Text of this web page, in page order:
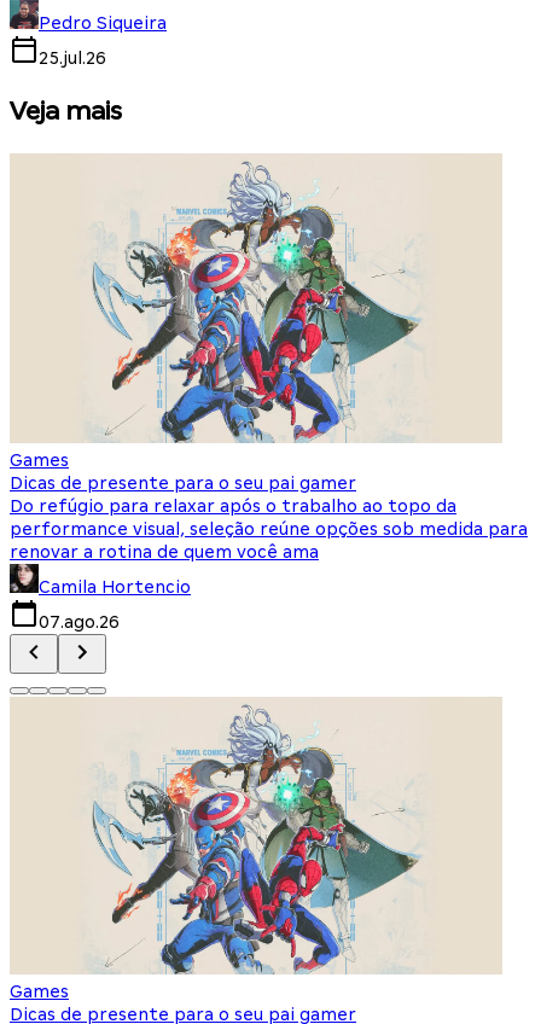
Pedro Siqueira
25.jul.26
Veja mais
Games
Dicas de presente para o seu pai gamer
Do refúgio para relaxar após o trabalho ao topo da
performance visual, seleção reúne opções sob medida para
renovar a rotina de quem você ama
Camila Hortencio
07.ago.26
Games
Dicas de presente para o seu pai gamer